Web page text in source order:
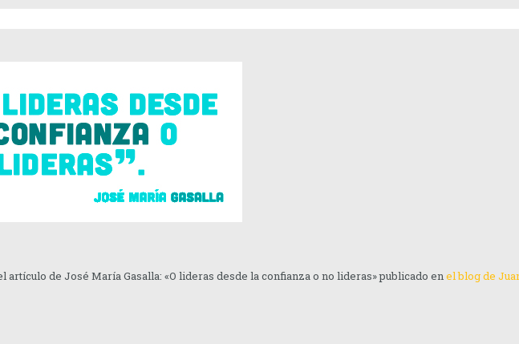
de José María Gasalla: «O lideras desde la confianza o no lideras» publicado enel blog de